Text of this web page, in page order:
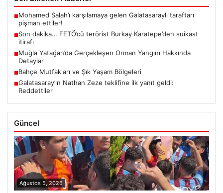
■Mohamed Salah’ı karşılamaya gelen Galatasaraylı taraftarı
pişman ettiler!
■Son dakika… FETÖ’cü terörist Burkay Karatepe’den suikast
itirafı
■Muğla Yatağan’da Gerçekleşen Orman Yangını Hakkında
Detaylar
■Bahçe Mutfakları ve Şık Yaşam Bölgeleri
■Galatasaray’ın Nathan Zeze teklifine ilk yanıt geldi:
Reddettiler
Güncel
Ağustos 5, 2026